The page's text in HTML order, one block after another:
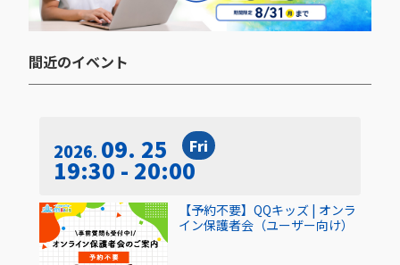
間近のイベント​
2026 09. 25 Fri
19:30 - 20:00
【予約不要】QQキッズ | オンラ
イン保護者会（ユーザー向け）